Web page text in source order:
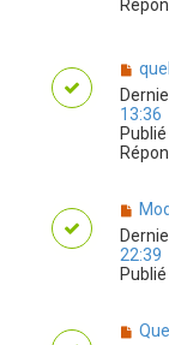
13:36
22:39